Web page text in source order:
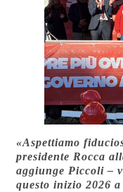
«Aspettiamo
presidente Rocca
aggiunge Piccoli –
questo inizio 2026